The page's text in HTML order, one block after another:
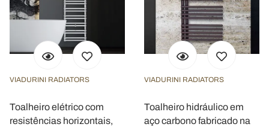
VIADURINI RADIATORS
Toalheiro elétrico com
resistências horizontais,
VIADURINI RADIATORS
Toalheiro hidráulico em
aço carbono fabricado na